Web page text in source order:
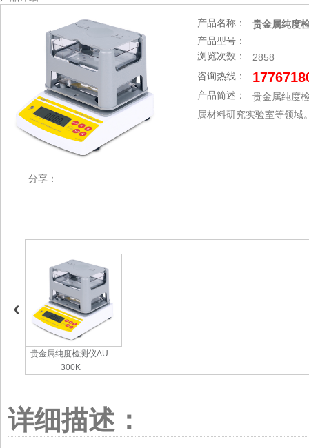
分享：
产品名称：
贵金属纯度
产品型号：
浏览次数：
2858
咨询热线：
产品简述：
贵金属纯度
属材料研究实验室等领域
贵金属纯度检测仪AU-
300K
详细描述：